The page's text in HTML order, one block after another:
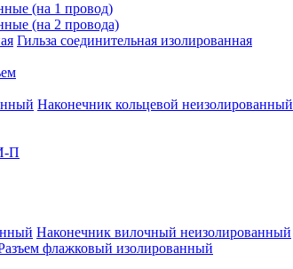
(на 1 провод)
(на 2 провода)
Гильза соединительная изолированная
Наконечник кольцевой неизолированный
П
Наконечник вилочный неизолированный
флажковый изолированный